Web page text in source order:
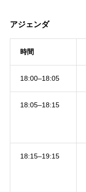
アジェンダ
時間
18:00–18:05
18:05–18:15
18:15–19:15